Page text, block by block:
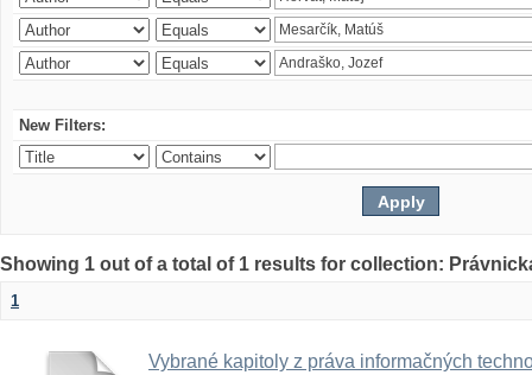
New Filters:
Showing 1 out of a total of 1 results for collection:
1
Vybrané kapitoly z práva informačných